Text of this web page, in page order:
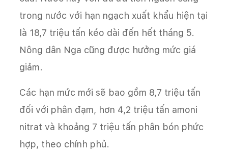
trong nước với hạn ngạch xuất khẩu hiện tại
là 18,7 triệu tấn kéo dài đến hết tháng 5.
Nông dân Nga cũng được hưởng mức giá
giảm.
Các hạn mức mới sẽ bao gồm 8,7 triệu tấn
đối với phân đạm, hơn 4,2 triệu tấn amoni
nitrat và khoảng 7 triệu tấn phân bón phức
hợp, theo chính phủ.